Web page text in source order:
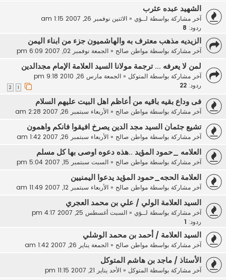
الشهيد عبده عثرب
آخر مشاركة بواسطة لــؤي « الاثنين نوفمبر 26, 2007 1:15 am
ردود: 8
الزيديه مذهب معترف به والهاشميون جزء من ابناء اليمن
آخر مشاركة بواسطة مواطن صالح « الجمعة نوفمبر 02, 2007 6:09 pm
لمن لا يعرفه ... ترجمة مولانا السيد العلامة الإمام مجدالدين
آخر مشاركة بواسطة المتوكل « الجمعة مارس 26, 2010 9:18 pm
ردود: 22
1
2
فى وداع بقيه باقيه من أعاظم اهل البيت عليهم السلام
آخر مشاركة بواسطة مواطن صالح « الأربعاء سبتمبر 26, 2007 2:28 am
تشيع جثمان السيد مجد الدين يصرخ افيقوا فانكم واهمون
آخر مشاركة بواسطة مواطن صالح « الأربعاء سبتمبر 26, 2007 1:42 am
العلامه _حمود المؤيد ..هذه دعوه اوصى بها كل مسلم
آخر مشاركة بواسطة مواطن صالح « السبت سبتمبر 15, 2007 5:04 pm
العلامة الحجه_حمود المؤيد يدعوا اليمنيين
آخر مشاركة بواسطة مواطن صالح « الأربعاء سبتمبر 12, 2007 11:49 am
السيد العلامة الولي / علي بن محمد العجري
آخر مشاركة بواسطة لــؤي « السبت أغسطس 25, 2007 4:17 pm
ردود: 1
السيد العلامة / أحمد بن محمد الوشلي
آخر مشاركة بواسطة مواطن صالح « الجمعة يناير 26, 2007 1:42 am
الأستاذ / ماجد بن هاشم المتوكل
آخر مشاركة بواسطة المتوكل « الأحد يناير 21, 2007 11:15 pm